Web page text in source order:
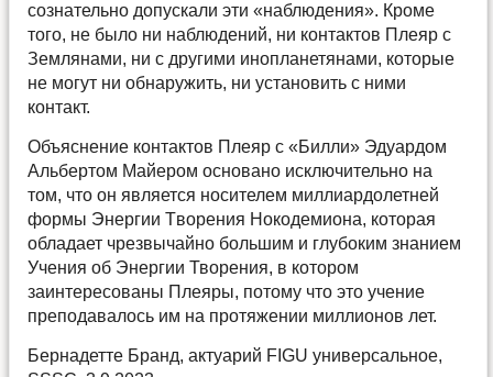
сознательно допускали эти «наблюдения». Кроме
того, не было ни наблюдений, ни контактов Плеяр с
Землянами, ни с другими инопланетянами, которые
не могут ни обнаружить, ни установить с ними
контакт.
Объяснение контактов Плеяр с «Билли» Эдуардом
Альбертом Майером основано исключительно на
том, что он является носителем миллиардолетней
формы Энергии Tворения Нокодемиона, которая
обладает чрезвычайно большим и глубоким знанием
Учения об Энергии Творения, в котором
заинтересованы Плеяры, потому что это учение
преподавалось им на протяжении миллионов лет.
Бернадетте Бранд, актуарий FIGU универсальное,